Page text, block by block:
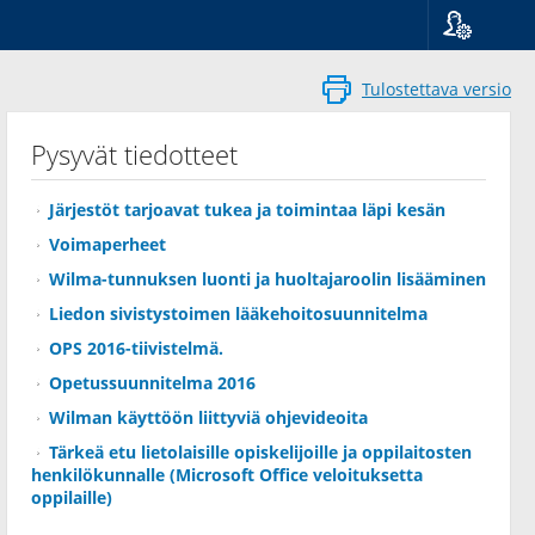
Suomi
Svenska
Tulostettava versio
Pysyvät tiedotteet
Järjestöt tarjoavat tukea ja toimintaa läpi kesän
Voimaperheet
Wilma-tunnuksen luonti ja huoltajaroolin lisääminen
Liedon sivistystoimen lääkehoitosuunnitelma
OPS 2016-tiivistelmä.
Opetussuunnitelma 2016
Wilman käyttöön liittyviä ohjevideoita
Tärkeä etu lietolaisille opiskelijoille ja oppilaitosten
henkilökunnalle (Microsoft Office veloituksetta
oppilaille)